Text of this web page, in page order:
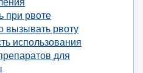
при рвоте
вызывать рвоту
использования
для